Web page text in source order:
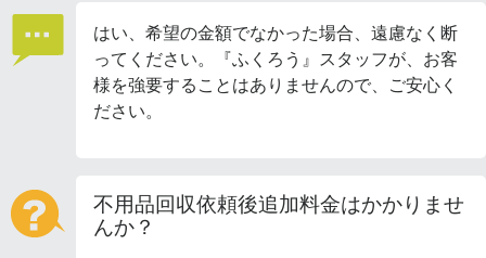
はい、希望の金額でなかった場合、遠慮なく断
ってください。『ふくろう』スタッフが、お客
様を強要することはありませんので、ご安心く
ださい。
不用品回収依頼後追加料金はかかりませ
んか？